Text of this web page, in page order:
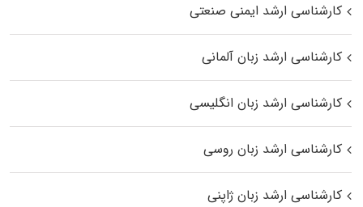
کارشناسی ارشد ایمنی صنعتی
کارشناسی ارشد زبان آلمانی
کارشناسی ارشد زبان انگلیسی
کارشناسی ارشد زبان روسی
کارشناسی ارشد زبان ژاپنی